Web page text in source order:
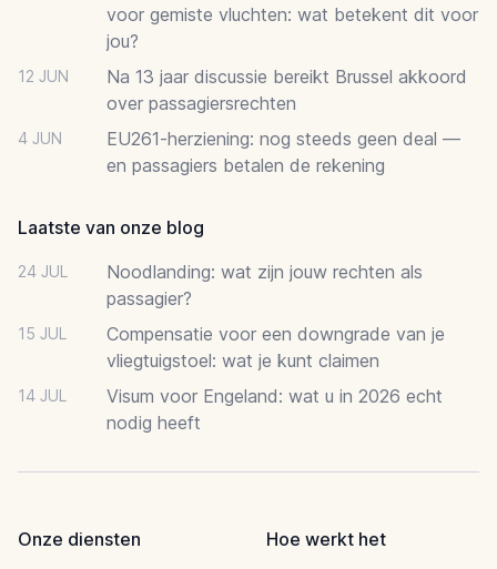
voor gemiste vluchten: wat betekent dit voor
jou?
12 JUN
Na 13 jaar discussie bereikt Brussel akkoord
over passagiersrechten
4 JUN
EU261-herziening: nog steeds geen deal —
en passagiers betalen de rekening
Laatste van onze blog
24 JUL
Noodlanding: wat zijn jouw rechten als
passagier?
15 JUL
Compensatie voor een downgrade van je
vliegtuigstoel: wat je kunt claimen
14 JUL
Visum voor Engeland: wat u in 2026 echt
nodig heeft
Onze diensten
Hoe werkt het